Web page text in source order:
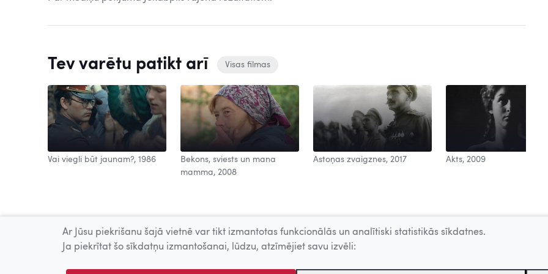
Tev varētu patikt arī Visas filmas
Vai viegli būt jaunam?, 1986
Bekons, sviests un mana
mamma, 2008
Astoņas zvaigznes, 2017 Akts, 2009
Ar Jūsu piekrišanu šajā vietnē var tikt izmantotas funkcionālās un analītiski statistikās sīkdatnes.
Ja piekrītat šo sīkdatņu izmantošanai, lūdzu, atzīmējiet savu izvēli: